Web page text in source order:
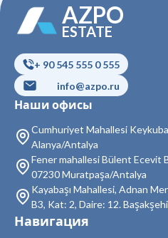
Недвижимость в
Недвижимость в
Недвижимость в
Недвижимость в
Недвижимость в
Недвижимость в Сарыер
Недвижимость в
Недвижимость в
AZPO
ESTATE
+ 90 545 555 0 555
info@azpo.ru
Наши офисы
Cumhuriyet Mahallesi
Alanya/Antalya
Fener mahallesi Bülent Ecevit
07230 Muratpaşa/Antalya
Kayabaşı Mahallesi, Adnan
B3, Kat: 2, Daire: 12.
Навигация